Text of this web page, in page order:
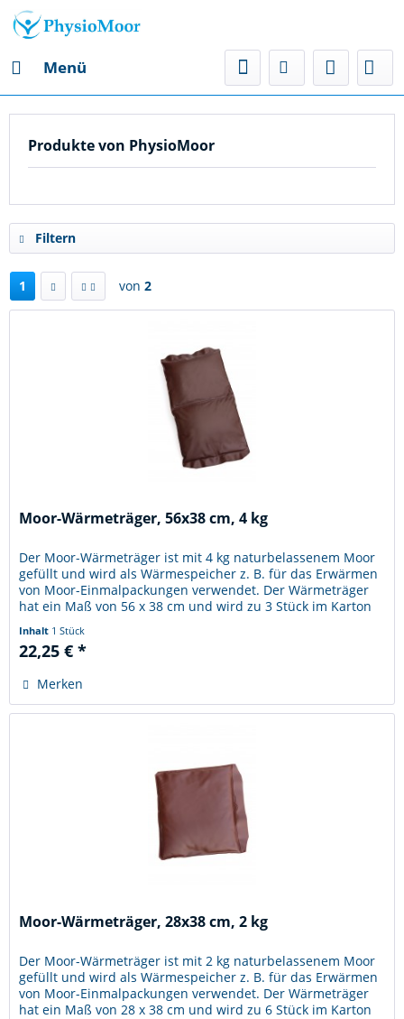
Menü
Produkte von PhysioMoor
Filtern
1 von 2
Moor-Wärmeträger, 56x38 cm, 4 kg
Der Moor-Wärmeträger ist mit 4 kg naturbelassenem Moor
gefüllt und wird als Wärmespeicher z. B. für das Erwärmen
von Moor-Einmalpackungen verwendet. Der Wärmeträger
hat ein Maß von 56 x 38 cm und wird zu 3 Stück im Karton
Inhalt 1 Stück
22,25 € *
Merken
Moor-Wärmeträger, 28x38 cm, 2 kg
Der Moor-Wärmeträger ist mit 2 kg naturbelassenem Moor
gefüllt und wird als Wärmespeicher z. B. für das Erwärmen
von Moor-Einmalpackungen verwendet. Der Wärmeträger
hat ein Maß von 28 x 38 cm und wird zu 6 Stück im Karton